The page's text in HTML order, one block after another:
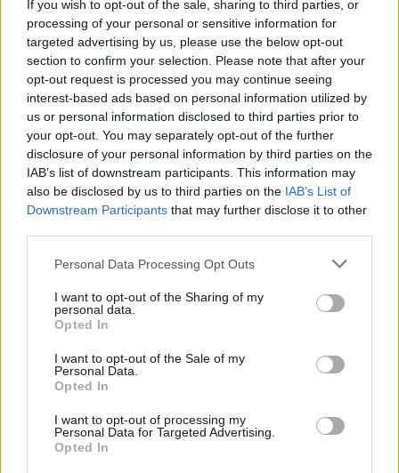
If you wish to opt-out of the sale, sharing to third parties, or
processing of your personal or sensitive information for
targeted advertising by us, please use the below opt-out
section to confirm your selection. Please note that after your
opt-out request is processed you may continue seeing
interest-based ads based on personal information utilized by
us or personal information disclosed to third parties prior to
your opt-out. You may separately opt-out of the further
disclosure of your personal information by third parties on the
IAB’s list of downstream participants. This information may
also be disclosed by us to third parties on the IAB’s List of
Downstream Participants that may further disclose it to other
Personal Data Processing Opt Outs
I want to opt-out of the Sharing of my
personal data.
Opted In
I want to opt-out of the Sale of my
Personal Data.
Opted In
I want to opt-out of processing my
Personal Data for Targeted Advertising.
Opted In
Ακολουθήστε το Pink.gr στο Google News
μάθετε πρώτοιτα πιο hot νέα
Ακολουθήστε το Pink.gr και στο